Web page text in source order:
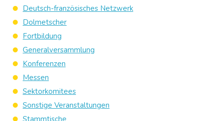
Deutsch-französisches Netzwerk
Dolmetscher
Fortbildung
Generalversammlung
Konferenzen
Messen
Sektorkomitees
Sonstige Veranstaltungen
Stammtische